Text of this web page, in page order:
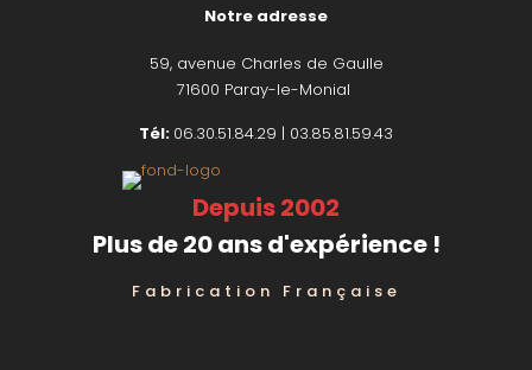
Notre adresse
59, avenue Charles de Gaulle
71600 Paray-le-Monial
Tél: 06.30.51.84.29 | 03.85.81.59.43
Depuis 2002
Plus de 20 ans d'expérience !
Fabrication Française